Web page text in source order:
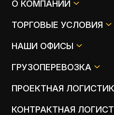
О КОМПАНИИ
ТОРГОВЫЕ УСЛОВИЯ
НАШИ ОФИСЫ
ГРУЗОПЕРЕВОЗКА
ПРОЕКТНАЯ
КОНТРАКТНАЯ